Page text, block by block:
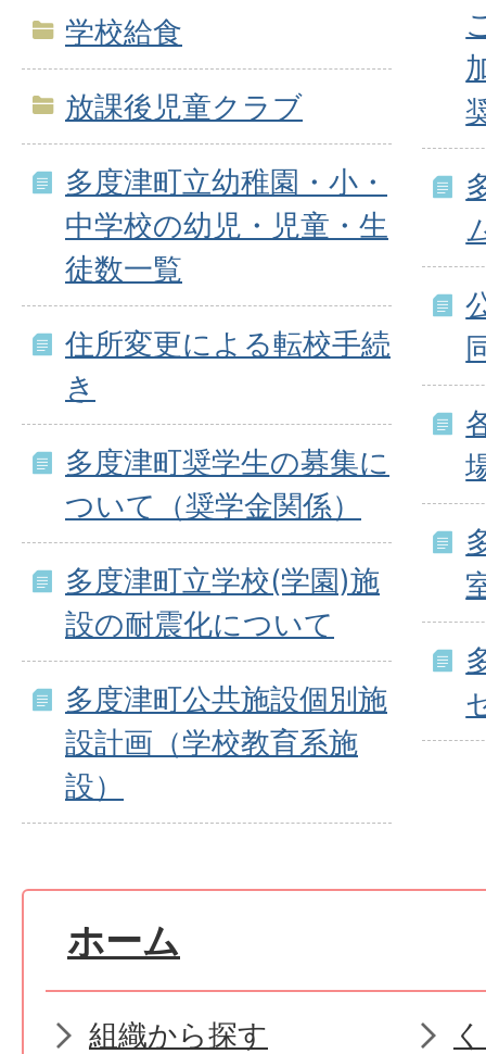
学校給食
放課後児童クラブ
多度津町立幼稚園・小・
中学校の幼児・児童・生
徒数一覧
住所変更による転校手続
き
多度津町奨学生の募集に
ついて（奨学金関係）
多度津町立学校(学園)施
設の耐震化について
多度津町公共施設個別施
設計画（学校教育系施
設）
ホーム
組織から探す